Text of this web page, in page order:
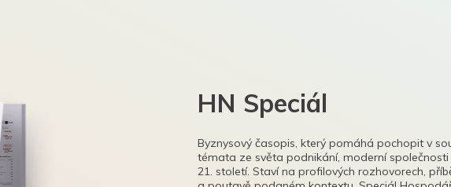
HN Speciál
Byznysový časopis, který pomáhá pochopit v
témata ze světa podnikání, moderní
21. století. Staví na profilových rozhovorech,